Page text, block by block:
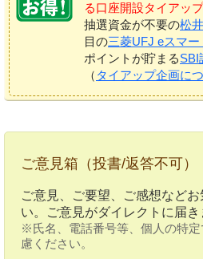
る口座開設タイアッ
抽選資金が不要の松
目の三菱UFJ eスマー
ポイントが貯まるSBI
（ タイアップ企画に
ご意見箱（投書/返答不可）
ご意見、ご要望、ご感想など
い。ご意見がダイレクトに届き
※氏名、電話番号等、個人の特
慮ください。